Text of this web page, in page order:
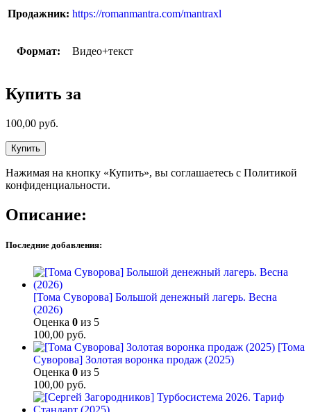
Продажник: https://romanmantra.com/mantraxl
Формат: Видео+текст
Купить за
100,00 руб.
Купить
Нажимая на кнопку «Купить», вы соглашаетесь с Политикой
конфиденциальности.
Описание:
Последние добавления:
[Тома Суворова] Большой денежный лагерь. Весна
(2026)
Оценка 0 из 5
100,00 руб.
[Тома
Суворова] Золотая воронка продаж (2025)
Оценка 0 из 5
100,00 руб.